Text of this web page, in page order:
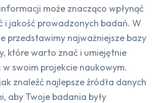
może znacząco wpłynąć
i jakość prowadzonych badań. W
przedstawimy najważniejsze bazy
które warto znać i umiejętnie
swoim projekcie naukowym.
znaleźć najlepsze źródła danych
aby Twoje badania były